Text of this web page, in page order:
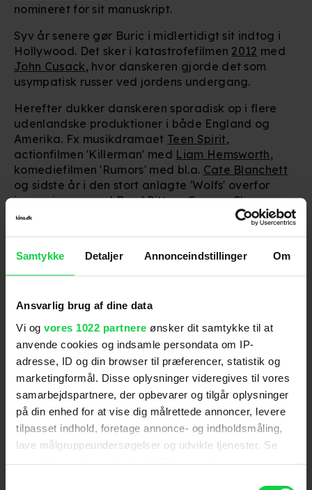
Samtykke Detaljer Annonceindstillinger Om
Ansvarlig brug af dine data
Vi og vores 1022 partnere ønsker dit samtykke til at
anvende cookies og indsamle persondata om IP-
adresse, ID og din browser til præferencer, statistik og
marketingformål. Disse oplysninger videregives til vores
samarbejdspartnere, der opbevarer og tilgår oplysninger
på din enhed for at vise dig målrettede annoncer, levere
tilpasset indhold, foretage annonce- og indholdsmåling,
lave målgruppeundersøgelser og udvikle tjenester. Se
nomineret for sit manuskript.
Syv år senere gør Buric i midlertidigt sit indtog i
Hollywood. Det sker i katastrofefilmen 2012 med
John Cusack, hvor danskeren gjorde det som
usympatisk russer ved jordens undergang.
Herefter dukker danskeren sporadisk op i flere
udenlandske produktioner i både England og
Amerika. Fx musikdramaet Teen Spirit,
actionfilmen 'Killerman' med Liam Hemsworth,
komediefilmen 'Rumors' med bl.a. Cate Blanchett
og sidste år i den stort anlagte 'Wolfs' overfor
ingen ringere endBrad PittogGeorge Clooney.
en del af holdet på Guldpalme-vinderenTriangle
of Sadnessaf svenskeRuben Östlund, hvor han
Rollen indbragte ham endda en European Film
Med 'Superman' i biograferne og i toppen af
hitlister verden over er danskeren kommet langt
fra det snuskede baglokale i 'Pusher', hvor han
udspurgte "Franke" (Kim Bodnia) om, hvor hans
penge var.
'Superman' kan ses i biografen nu.